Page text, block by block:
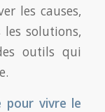
les causes,
les solutions,
outils qui
pour vivre le